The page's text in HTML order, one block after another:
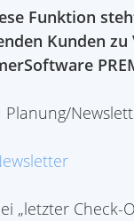
Funktion
Kunden zu
Planung/
„letzter Check-